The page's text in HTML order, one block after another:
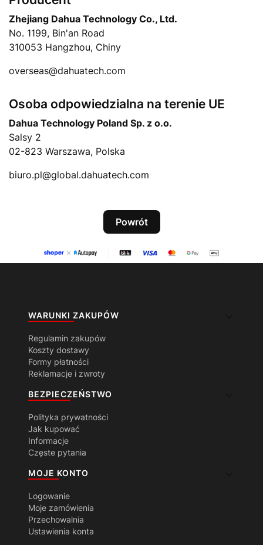
Zhejiang Dahua Technology Co., Ltd.
No. 1199, Bin'an Road
310053 Hangzhou, Chiny
overseas@dahuatech.com
Osoba odpowiedzialna na terenie UE
Dahua Technology Poland Sp. z o.o.
Salsy 2
02-823 Warszawa, Polska
biuro.pl@global.dahuatech.com
Powrót
Linki w stopce
WARUNKI ZAKUPÓW
Regulamin zakupów
Koszty dostawy
Formy płatności
Reklamacje i zwroty
BEZPIECZEŃSTWO
Polityka prywatności
Jak kupować
Informacje
Częste pytania
MOJE KONTO
Logowanie
Moje zamówienia
Przechowalnia
Ustawienia konta